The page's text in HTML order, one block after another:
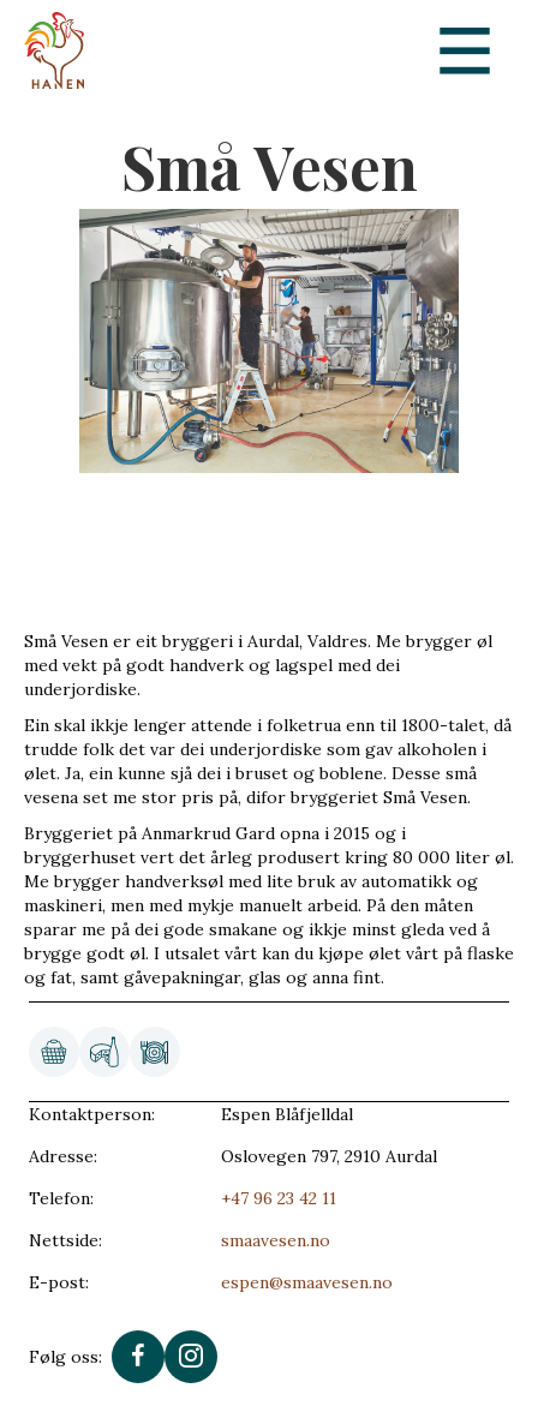
Små Vesen
Kontaktperson:
Espen Blåfjelldal
Adresse:
Oslovegen 797, 2910 Aurdal
Telefon:
+47 96 23 42 11
Nettside:
smaavesen.no
E-post:
espen@smaavesen.no
Følg oss:
Små Vesen er eit bryggeri i Aurdal, Valdres. Me brygger øl
med vekt på godt handverk og lagspel med dei
underjordiske.
Ein skal ikkje lenger attende i folketrua enn til 1800-talet, då
trudde folk det var dei underjordiske som gav alkoholen i
ølet. Ja, ein kunne sjå dei i bruset og boblene. Desse små
vesena set me stor pris på, difor bryggeriet Små Vesen.
Bryggeriet på Anmarkrud Gard opna i 2015 og i
bryggerhuset vert det årleg produsert kring 80 000 liter øl.
Me brygger handverksøl med lite bruk av automatikk og
maskineri, men med mykje manuelt arbeid. På den måten
sparar me på dei gode smakane og ikkje minst gleda ved å
brygge godt øl. I utsalet vårt kan du kjøpe ølet vårt på flaske
og fat, samt gåvepakningar, glas og anna fint.